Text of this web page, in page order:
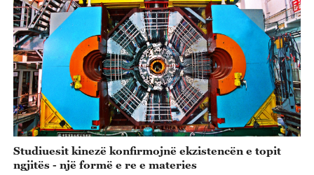
Studiuesit kinezë konfirmojnë ekzistencën e topit
ngjitës - një formë e re e materies